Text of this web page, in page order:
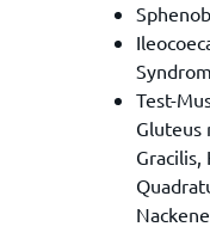
Test-
Gluteus
Gracilis,